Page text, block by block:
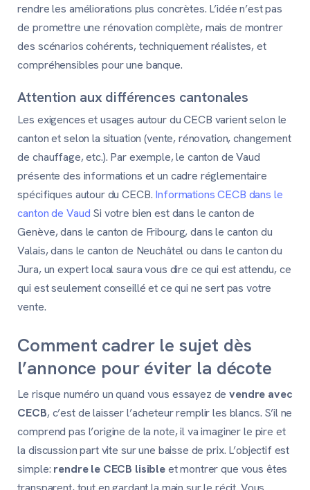
rendre les améliorations plus concrètes. L’idée n’est pas
de promettre une rénovation complète, mais de montrer
des scénarios cohérents, techniquement réalistes, et
compréhensibles pour une banque.
Attention aux différences cantonales
Les exigences et usages autour du CECB varient selon le
canton et selon la situation (vente, rénovation, changement
de chauffage, etc.). Par exemple, le canton de Vaud
présente des informations et un cadre réglementaire
spécifiques autour du CECB. Informations CECB dans le
canton de Vaud Si votre bien est dans le canton de
Genève, dans le canton de Fribourg, dans le canton du
Valais, dans le canton de Neuchâtel ou dans le canton du
Jura, un expert local saura vous dire ce qui est attendu, ce
qui est seulement conseillé et ce qui ne sert pas votre
vente.
Comment cadrer le sujet dès
l’annonce pour éviter la décote
Le risque numéro un quand vous essayez devendre avec
CECB, c’est de laisser l’acheteur remplir les blancs. S’il ne
comprend pas l’origine de la note, il va imaginer le pire et
la discussion part vite sur une baisse de prix. L’objectif est
simple: rendre le CECB lisibleet montrer que vous êtes